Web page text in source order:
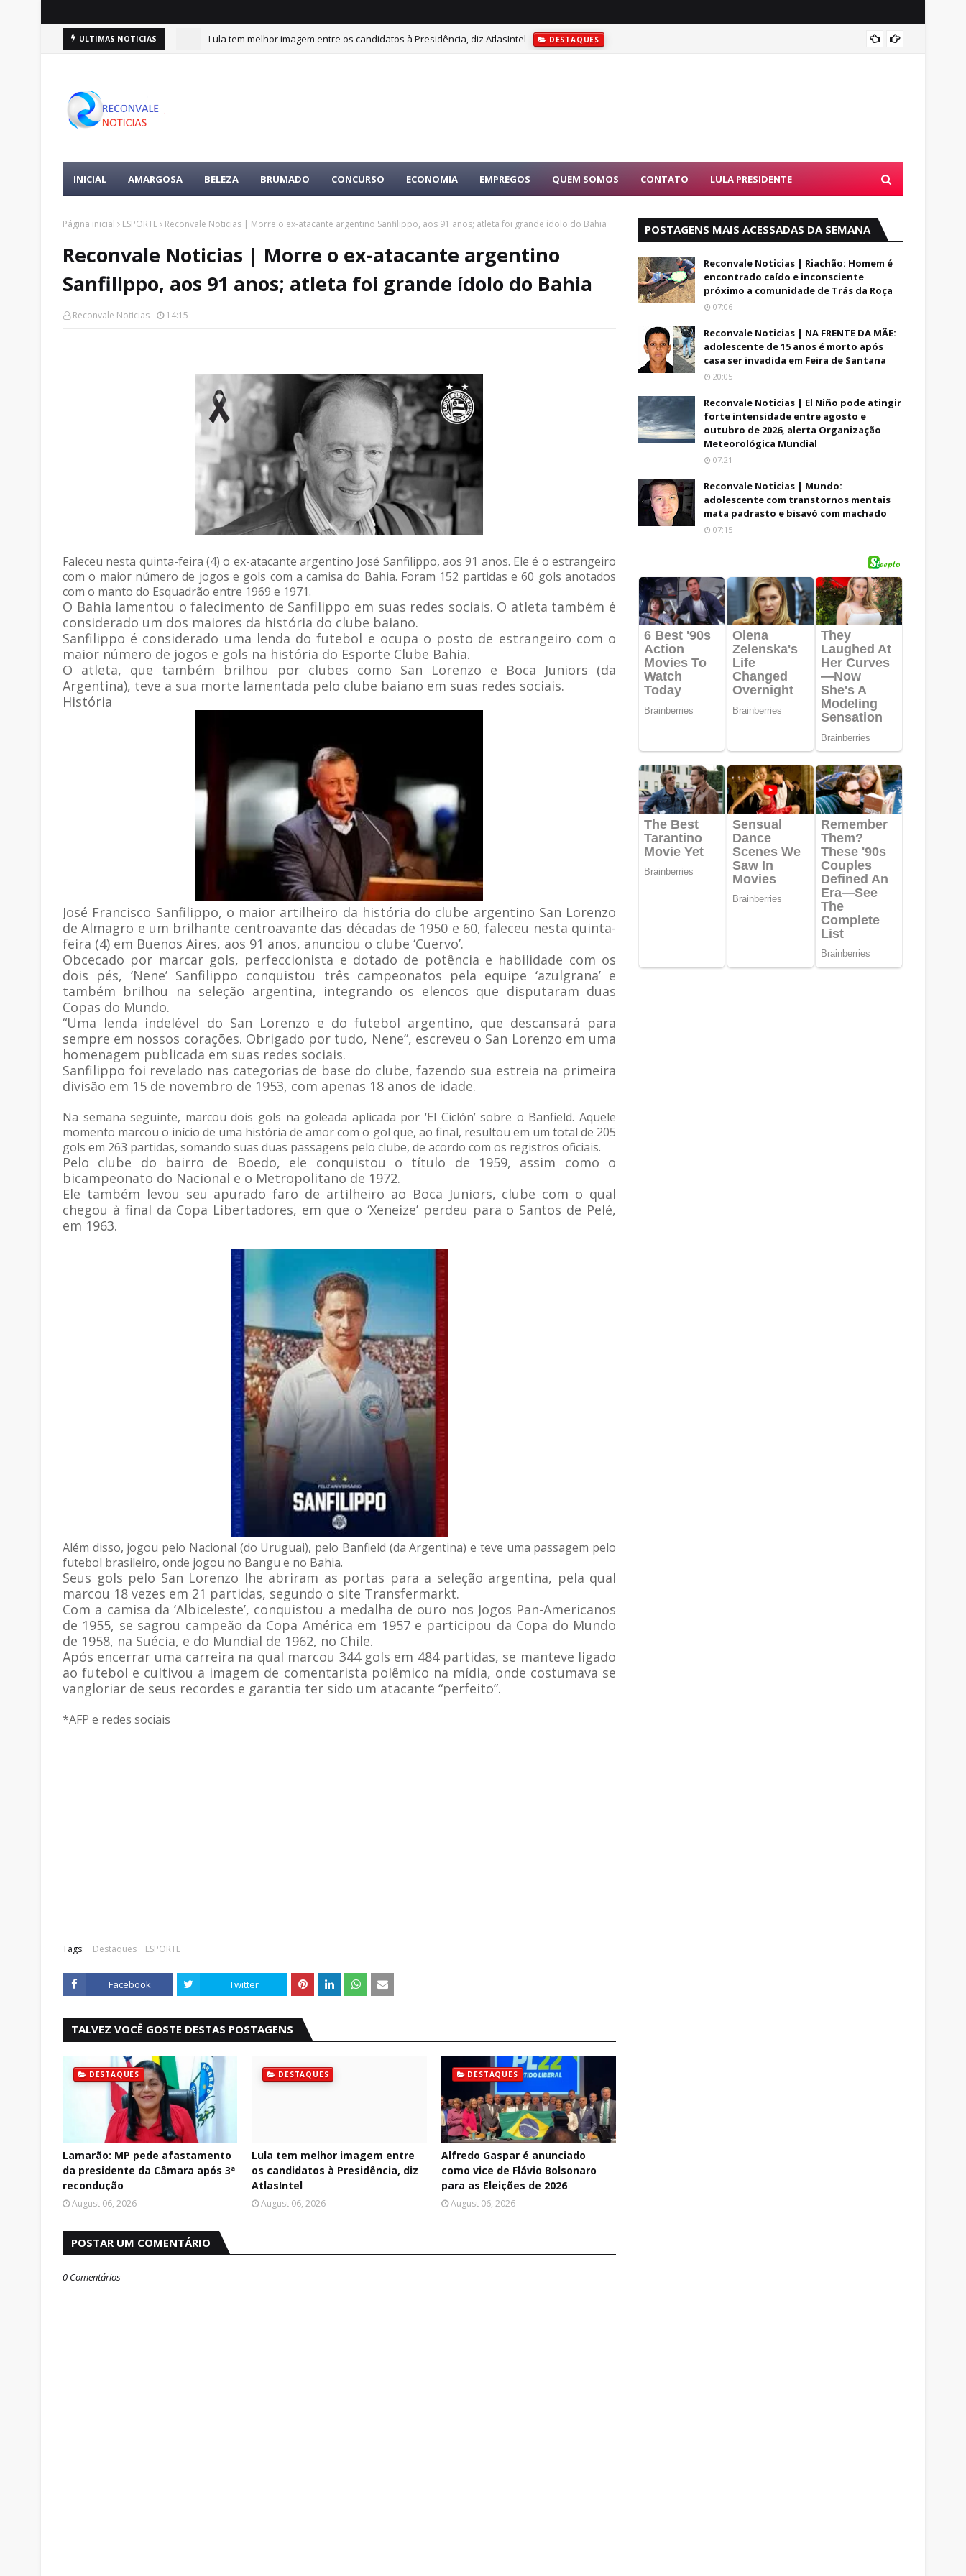
ULTIMAS NOTICIAS Lula tem melhor imagem entre os candidatos à Presidência, diz AtlasIntel DESTAQUES
INICIAL AMARGOSA BELEZA BRUMADO CONCURSO ECONOMIA EMPREGOS QUEM SOMOS CONTATO LULA PRESIDENTE
Página inicial ESPORTE Reconvale Noticias | Morre o ex-atacante argentino Sanfilippo, aos 91 anos; atleta foi grande ídolo do Bahia
Reconvale Noticias | Morre o ex-atacante argentino
Sanfilippo, aos 91 anos; atleta foi grande ídolo do Bahia
Reconvale Noticias 14:15
Faleceu nesta quinta-feira (4) o ex-atacante argentino José Sanfilippo, aos 91 anos. Ele é o estrangeiro
com o maior número de jogos e gols com a camisa do Bahia. Foram 152 partidas e 60 gols anotados
com o manto do Esquadrão entre 1969 e 1971.
O Bahia lamentou o falecimento de Sanfilippo em suas redes sociais. O atleta também é
considerado um dos maiores da história do clube baiano.
Sanfilippo é considerado uma lenda do futebol e ocupa o posto de estrangeiro com o
maior número de jogos e gols na história do Esporte Clube Bahia.
O atleta, que também brilhou por clubes como San Lorenzo e Boca Juniors (da
Argentina), teve a sua morte lamentada pelo clube baiano em suas redes sociais.
História
José Francisco Sanfilippo, o maior artilheiro da história do clube argentino San Lorenzo
de Almagro e um brilhante centroavante das décadas de 1950 e 60, faleceu nesta quinta-
feira (4) em Buenos Aires, aos 91 anos, anunciou o clube ‘Cuervo’.
Obcecado por marcar gols, perfeccionista e dotado de potência e habilidade com os
dois pés, ‘Nene’ Sanfilippo conquistou três campeonatos pela equipe ‘azulgrana’ e
também brilhou na seleção argentina, integrando os elencos que disputaram duas
Copas do Mundo.
“Uma lenda indelével do San Lorenzo e do futebol argentino, que descansará para
sempre em nossos corações. Obrigado por tudo, Nene”, escreveu o San Lorenzo em uma
homenagem publicada em suas redes sociais.
Sanfilippo foi revelado nas categorias de base do clube, fazendo sua estreia na primeira
divisão em 15 de novembro de 1953, com apenas 18 anos de idade.
Na semana seguinte, marcou dois gols na goleada aplicada por ‘El Ciclón’ sobre o Banfield. Aquele
momento marcou o início de uma história de amor com o gol que, ao final, resultou em um total de 205
gols em 263 partidas, somando suas duas passagens pelo clube, de acordo com os registros oficiais.
Pelo clube do bairro de Boedo, ele conquistou o título de 1959, assim como o
bicampeonato do Nacional e o Metropolitano de 1972.
Ele também levou seu apurado faro de artilheiro ao Boca Juniors, clube com o qual
chegou à final da Copa Libertadores, em que o ‘Xeneize’ perdeu para o Santos de Pelé,
em 1963.
Além disso, jogou pelo Nacional (do Uruguai), pelo Banfield (da Argentina) e teve uma passagem pelo
futebol brasileiro, onde jogou no Bangu e no Bahia.
Seus gols pelo San Lorenzo lhe abriram as portas para a seleção argentina, pela qual
marcou 18 vezes em 21 partidas, segundo o site Transfermarkt.
Com a camisa da ‘Albiceleste’, conquistou a medalha de ouro nos Jogos Pan-Americanos
de 1955, se sagrou campeão da Copa América em 1957 e participou da Copa do Mundo
de 1958, na Suécia, e do Mundial de 1962, no Chile.
Após encerrar uma carreira na qual marcou 344 gols em 484 partidas, se manteve ligado
ao futebol e cultivou a imagem de comentarista polêmico na mídia, onde costumava se
vangloriar de seus recordes e garantia ter sido um atacante “perfeito”.
*AFP e redes sociais
Tags: Destaques ESPORTE
Facebook Twitter
TALVEZ VOCÊ GOSTE DESTAS POSTAGENS
DESTAQUES
Lamarão: MP pede afastamento
da presidente da Câmara após 3ª
recondução
August 06, 2026
DESTAQUES
Lula tem melhor imagem entre
os candidatos à Presidência, diz
AtlasIntel
August 06, 2026
DESTAQUES
Alfredo Gaspar é anunciado
como vice de Flávio Bolsonaro
para as Eleições de 2026
August 06, 2026
POSTAR UM COMENTÁRIO
0 Comentários
POSTAGENS MAIS ACESSADAS DA SEMANA
Reconvale Noticias | Riachão: Homem é
encontrado caído e inconsciente
próximo a comunidade de Trás da Roça
07:06
Reconvale Noticias | NA FRENTE DA MÃE:
adolescente de 15 anos é morto após
casa ser invadida em Feira de Santana
20:05
Reconvale Noticias | El Niño pode atingir
forte intensidade entre agosto e
outubro de 2026, alerta Organização
Meteorológica Mundial
07:21
Reconvale Noticias | Mundo:
adolescente com transtornos mentais
mata padrasto e bisavó com machado
07:15